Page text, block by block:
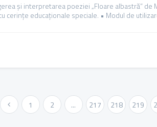
și interpretarea poeziei „Floare albastră”
cerințe educaționale speciale. • Modul de
« Vorher 1 2 ... 217 218 219